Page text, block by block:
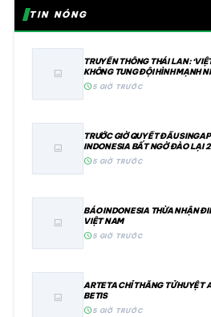
TIN NÓNG
image
TRUYỀN THÔNG THÁI LAN:
KHÔNG TUNG ĐỘI HÌNH MẠNH
schedule5 GIỜ TRƯỚC
image
TRƯỚC GIỜ QUYẾT ĐẤU
INDONESIA BẤT NGỜ ĐÀO LẠI
schedule5 GIỜ TRƯỚC
image
BÁO INDONESIA THỪA NHẬN
VIỆT NAM
schedule5 GIỜ TRƯỚC
image
ARTETA CHỈ THẲNG TỬ HUYỆT
BETIS
schedule5 GIỜ TRƯỚC